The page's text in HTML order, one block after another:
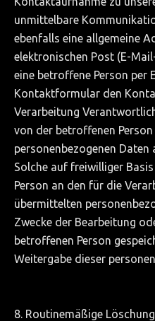
unmittelbare
ebenfalls eine allgemeine
elektronischen Post (E-
eine betroffene Person per
Kontaktformular den
Verarbeitung
von der betroffenen
personenbezogenen
Solche auf freiwilliger
Person an den für die
übermittelten
Zwecke der Bearbeitung
betroffenen Person
Weitergabe dieser
8. Routinemäßige